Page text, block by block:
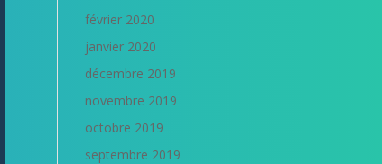
février 2020
janvier 2020
décembre 2019
novembre 2019
octobre 2019
septembre 2019